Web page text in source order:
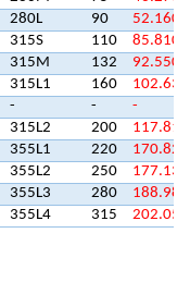
280L 90
315S 110
315M 132
315L1 160
- -
-
315L2 200
355L1 220
355L2 250
355L3 280
355L4 315